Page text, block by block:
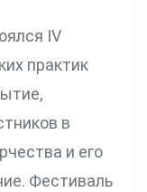
IV
практик
в
и его
Фестиваль